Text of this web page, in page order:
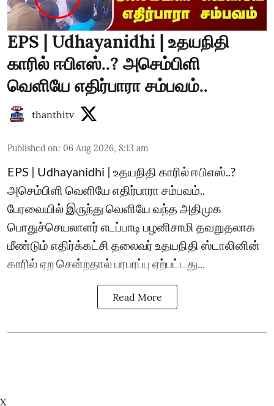
EPS | Udhayanidhi | உதயநிதி
காரில் ஈபிஎஸ்..? அசெம்பிளி
வெளியே எதிர்பாரா சம்பவம்..
thanthitv
Published on: 06 Aug 2026, 8:13 am
EPS | Udhayanidhi | உதயநிதி காரில் ஈபிஎஸ்..?
அசெம்பிளி வெளியே எதிர்பாரா சம்பவம்..
பேரவையில் இருந்து வெளியே வந்த அதிமுக
பொதுச்செயலாளர் எடப்பாடி பழனிசாமி தவறுதலாக
மீண்டும் எதிர்க்கட்சி தலைவர் உதயநிதி ஸ்டாலினின்
காரில் ஏற சென்றதால் பரபரப்பு ஏற்பட்டது...
Read More
X